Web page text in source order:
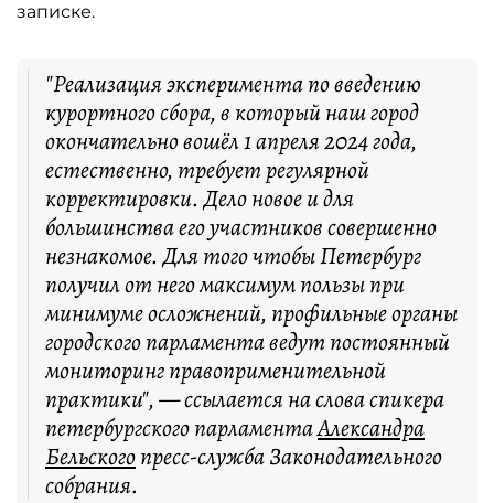
записке.
"Реализация эксперимента по введению
курортного сбора, в который наш город
окончательно вошёл 1 апреля 2024 года,
естественно, требует регулярной
корректировки. Дело новое и для
большинства его участников совершенно
незнакомое. Для того чтобы Петербург
получил от него максимум пользы при
минимуме осложнений, профильные органы
городского парламента ведут постоянный
мониторинг правоприменительной
практики", — ссылается на слова спикера
петербургского парламентаАлександра
Бельскогопресс-служба Законодательного
собрания.